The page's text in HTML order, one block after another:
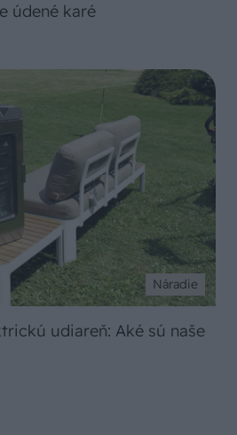
údené karé
Náradie
udiareň: Aké sú naše